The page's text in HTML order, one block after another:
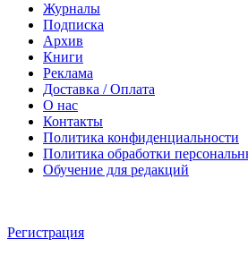
Журналы
Подписка
Архив
Книги
Реклама
Доставка / Оплата
О нас
Контакты
Политика конфиденциальности
Политика обработки
Обучение для редакций
Регистрация